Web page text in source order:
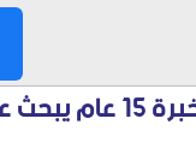
فى قطر